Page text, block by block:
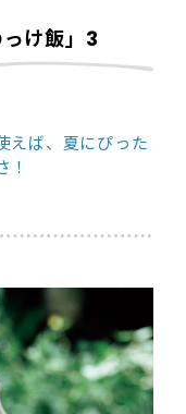
け飯」3
えば、夏にぴった
！